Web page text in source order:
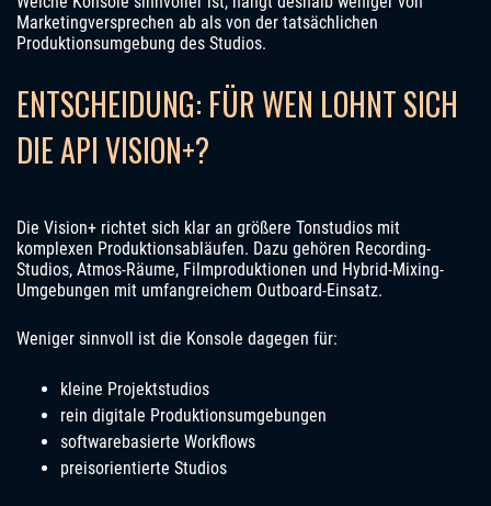
Marketingversprechen ab als von der tatsächlichen
Produktionsumgebung des Studios.
ENTSCHEIDUNG: FÜR WEN LOHNT SICH
DIE API VISION+?
Die Vision+ richtet sich klar an größere Tonstudios mit
komplexen Produktionsabläufen. Dazu gehören Recording-
Studios, Atmos-Räume, Filmproduktionen und Hybrid-Mixing-
Umgebungen mit umfangreichem Outboard-Einsatz.
Weniger sinnvoll ist die Konsole dagegen für:
kleine Projektstudios
rein digitale Produktionsumgebungen
softwarebasierte Workflows
preisorientierte Studios